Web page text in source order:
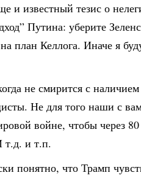
и известный тезис о
Путина: уберите
план Келлога. Иначе я
не смирится с
Не для того наши с
войне, чтобы через 80
и т.п.
понятно, что Трамп